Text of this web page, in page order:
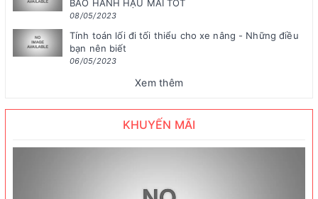
BẢO HÀNH HẬU MÃI TỐT
08/05/2023
Tính toán lối đi tối thiểu cho xe nâng - Những điều
bạn nên biết
06/05/2023
Xem thêm
KHUYẾN MÃI